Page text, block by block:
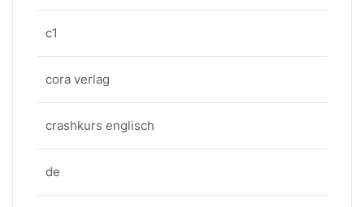
c1
cora verlag
crashkurs englisch
de